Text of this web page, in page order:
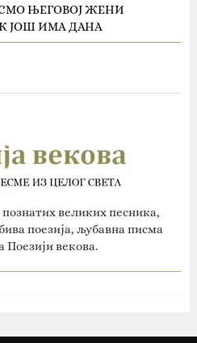
ЊЕГОВОЈ ЖЕНИ
ЈОШ ИМА ДАНА
великих песника,
поезија, љубавна писма
Поезији векова.